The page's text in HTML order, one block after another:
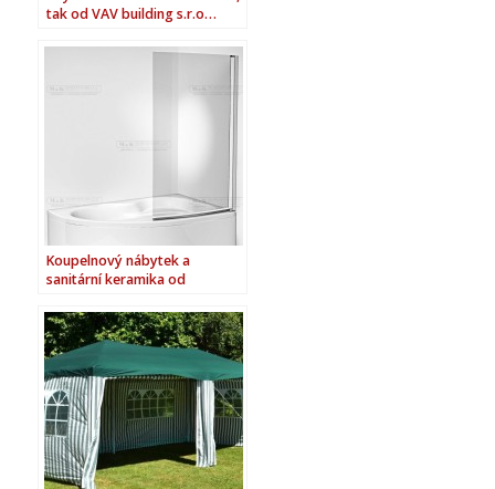
tak od VAV building s.r.o…
Koupelnový nábytek a
sanitární keramika od